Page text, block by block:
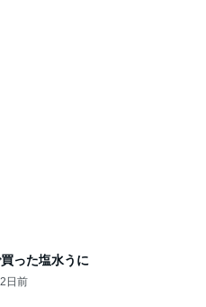
った塩水うに
2日前